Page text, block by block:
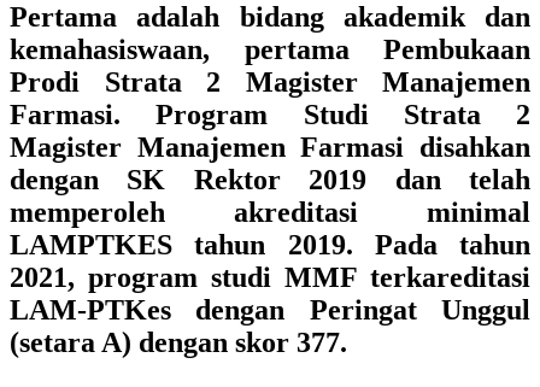
Pertama adalah bidang akademik dan
kemahasiswaan, pertama Pembukaan
Prodi Strata 2 Magister Manajemen
Farmasi. Program Studi Strata 2
Magister Manajemen Farmasi disahkan
dengan SK Rektor 2019 dan telah
memperoleh akreditasi minimal
LAMPTKES tahun 2019. Pada tahun
2021, program studi MMF terkareditasi
LAM-PTKes dengan Peringat Unggul
(setara A) dengan skor 377.